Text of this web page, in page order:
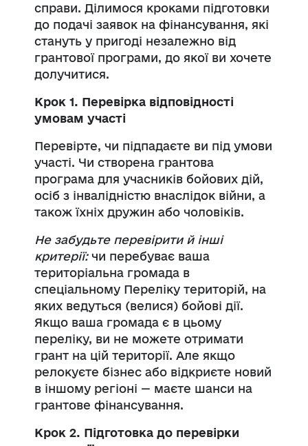
справи. Ділимося кроками підготовки
до подачі заявок на фінансування, які
стануть у пригоді незалежно від
грантової програми, до якої ви хочете
долучитися.
Крок 1. Перевірка відповідності
умовам участі
Перевірте, чи підпадаєте ви під умови
участі. Чи створена грантова
програма для учасників бойових дій,
осіб з інвалідністю внаслідок війни, а
також їхніх дружин або чоловіків.
Не забудьте перевірити й інші
критерії:чи перебуває ваша
територіальна громада в
спеціальному Переліку територій, на
яких ведуться (велися) бойові дії.
Якщо ваша громада є в цьому
переліку, ви не можете отримати
грант на цій території. Але якщо
релокуєте бізнес або відкриєте новий
в іншому регіоні — маєте шанси на
грантове фінансування.
Крок 2. Підготовка до перевірки